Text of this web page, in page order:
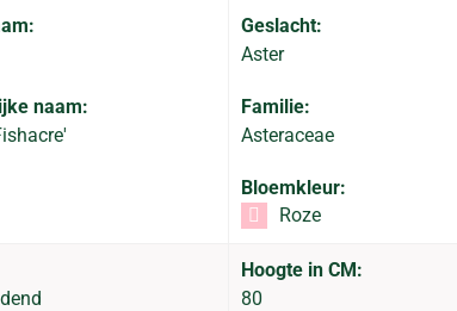
naam:
Geslacht:
Aster
Familie:
Asteraceae
Bloemkleur:
Roze
Hoogte in CM:
80